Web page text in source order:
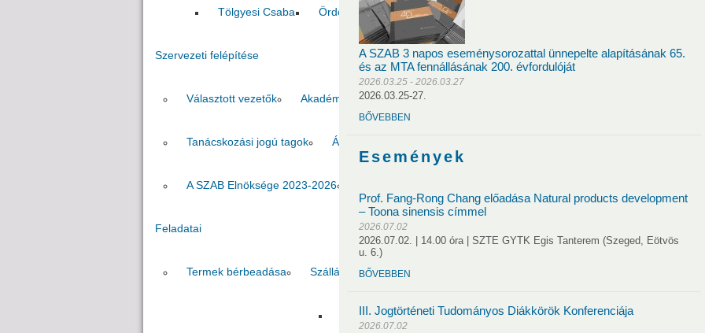
Tölgyesi Csaba Ördöghné Kolbert Zsuzsanna
Szervezeti felépítése
Választott vezetők Akadémikusok Nem akadémikus közgyűlési képviselők
Tanácskozási jogú tagok Állandó meghívottak
A SZAB Elnöksége 2023-2026
Feladatai
Termek bérbeadása Szálláshely működtetése
Fotók a szobákról Pályázatok
A SZAB 3 napos eseménysorozattal ünnepelte alapításának 65.
és az MTA fennállásának 200. évfordulóját
2026.03.25 - 2026.03.27
2026.03.25-27.
BŐVEBBEN
Események
Prof. Fang-Rong Chang előadása Natural products development
– Toona sinensis címmel
2026.07.02
2026.07.02. | 14.00 óra | SZTE GYTK Egis Tanterem (Szeged, Eötvös
u. 6.)
BŐVEBBEN
III. Jogtörténeti Tudományos Diákkörök Konferenciája
2026.07.02